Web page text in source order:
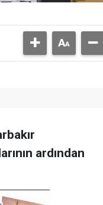
ardından